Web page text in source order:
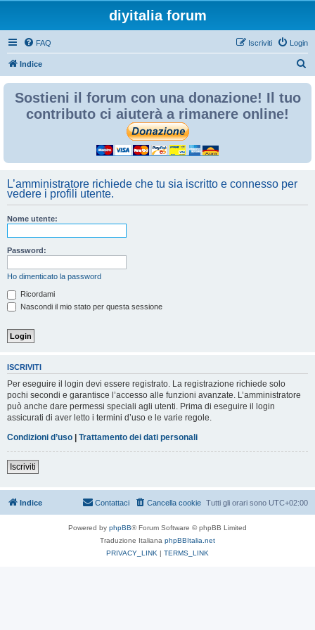
diyitalia forum
FAQ Login
Iscriviti
Indice
Sostieni il forum con una donazione! Il tuo
contributo ci aiuterà a rimanere online!
L’amministratore richiede che tu sia iscritto e connesso per
vedere i profili utente.
Nome utente:
Password:
Ho dimenticato la password
Ricordami
Nascondi il mio stato per questa sessione
ISCRIVITI
Per eseguire il login devi essere registrato. La registrazione richiede solo
pochi secondi e garantisce l’accesso alle funzioni avanzate. L’amministratore
può anche dare permessi speciali agli utenti. Prima di eseguire il login
assicurati di aver letto i termini d’uso e le varie regole.
Condizioni d’uso | Trattamento dei dati personali
Iscriviti
Indice Tutti gli orari sono UTC+02:00
Cancella cookie
Contattaci
Powered by phpBB® Forum Software © phpBB Limited
Traduzione Italiana phpBBItalia.net
PRIVACY_LINK | TERMS_LINK